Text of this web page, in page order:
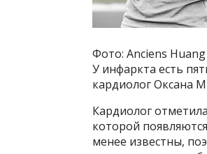
Фото: Anciens
У инфаркта есть
кардиолог Оксана
Кардиолог
которой
менее известны,